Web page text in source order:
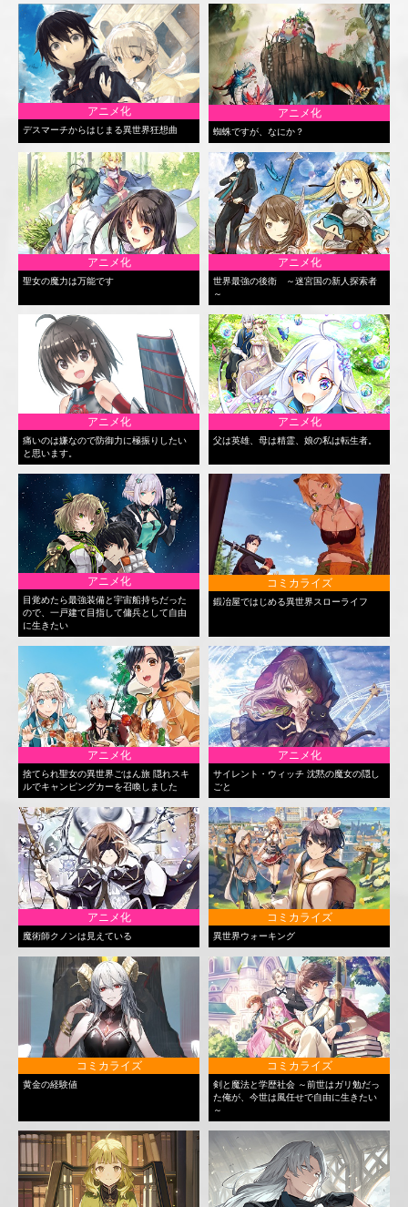
アニメ化
デスマーチからはじまる異世界狂想曲
アニメ化
蜘蛛ですが、なにか？
アニメ化
聖女の魔力は万能です
アニメ化
世界最強の後衛 ～迷宮国の新人探索者
～
アニメ化
痛いのは嫌なので防御力に極振りしたい
と思います。
アニメ化
父は英雄、母は精霊、娘の私は転生者。
アニメ化
目覚めたら最強装備と宇宙船持ちだった
ので、一戸建て目指して傭兵として自由
に生きたい
コミカライズ
鍛冶屋ではじめる異世界スローライフ
アニメ化
捨てられ聖女の異世界ごはん旅 隠れスキ
ルでキャンピングカーを召喚しました
アニメ化
サイレント・ウィッチ 沈黙の魔女の隠し
ごと
アニメ化
魔術師クノンは見えている
コミカライズ
異世界ウォーキング
コミカライズ
黄金の経験値
コミカライズ
剣と魔法と学歴社会 ～前世はガリ勉だっ
た俺が、今世は風任せで自由に生きたい
～